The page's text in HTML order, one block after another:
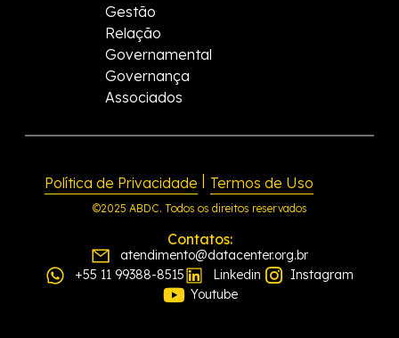
Gestão
Relação
Governamental
Governança
Associados
Política de Privacidade | Termos de Uso
©2025 ABDC. Todos os direitos reservados
Contatos:
atendimento@datacenter.org.br
+55 11 99388-8515
Linkedin
Instagram
Youtube